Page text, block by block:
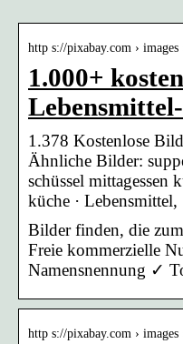
http s://pixabay.com › images
1.000+
1.378 Kostenlose
Ähnliche Bilder:
schüssel mittagessen
küche ·
Bilder finden, die
Freie kommerzielle
Namensnennung ✓
http s://pixabay.com › images